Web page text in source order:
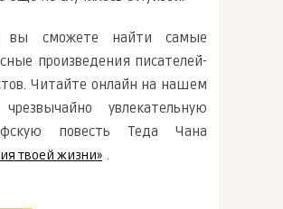
сможете найти самые
произведения писателей-
Читайте онлайн на нашем
увлекательную
повесть Теда Чана
твоей жизни» .